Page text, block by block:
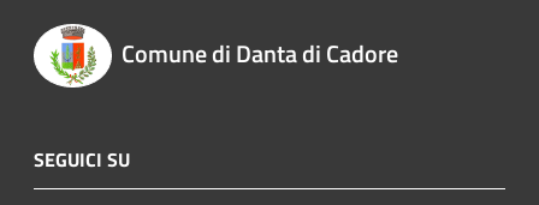
Comune di Danta di Cadore
SEGUICI SU